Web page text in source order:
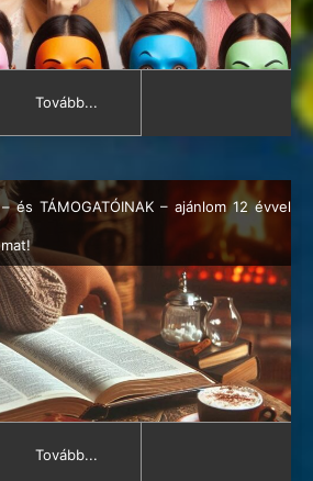
Tovább...
és TÁMOGATÓINAK – ajánlom 12 évvel
Tovább...